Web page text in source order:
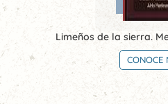
Limeños de la sierra.
CONOCE